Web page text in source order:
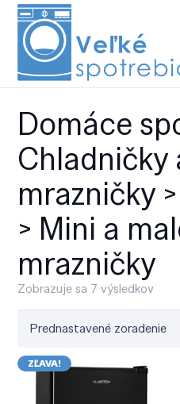
Domáce
Chladničky
mrazničky
> Mini a
mrazničky
Zobrazuje sa 7 výsledkov
ZĽAVA!